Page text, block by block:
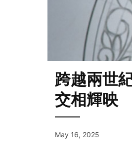
跨越兩世
交相輝映
May 16, 2025